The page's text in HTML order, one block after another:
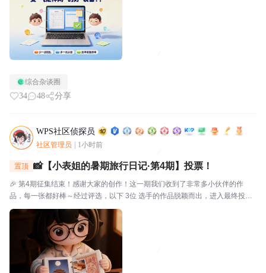
综合杂谈圈
34 48 分享
WPS社区侦探员
社区管理员 1小时前
置顶 📸【小表姐的暑期旅行日记·第4期】投票！
🎉 第4期征集结束！感谢大家的创作！这一期我们收到了非常多小伙伴的作
品，每一张都好棒～经过评选，以下 3位 选手的作品脱颖而出，进入最终投
票！🗳️ 入选作品🔴作品编号.01：【故宫月色·手帐拾光】创作者：帅羊帅提示
词/思路：小表姐穿着家居装，坐在在家中的书...